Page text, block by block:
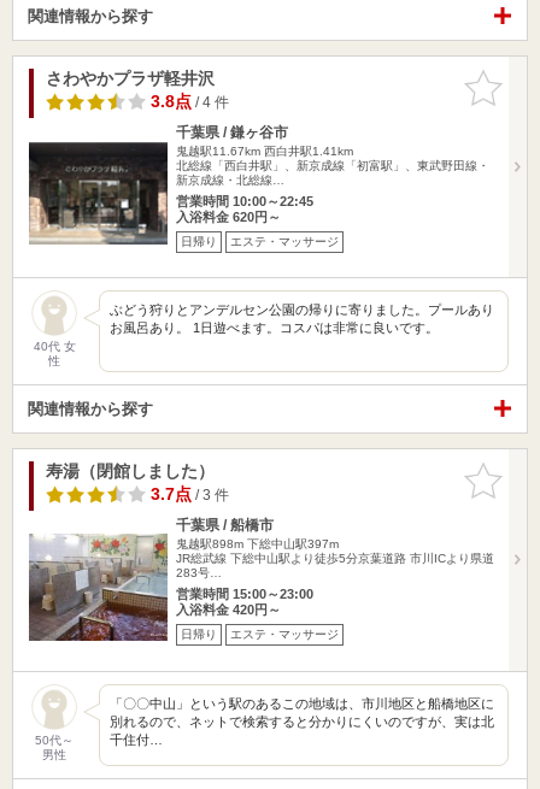
関連情報から探す
お気に入
りに追加
さわやかプラザ軽井沢
3.8点/ 4 件
千葉県 / 鎌ヶ谷市
鬼越駅11.67km 西白井駅1.41km
北総線「西白井駅」、新京成線「初富駅」、東武野田線・
新京成線・北総線…
営業時間 10:00～22:45
入浴料金 620円～
日帰り エステ・マッサージ
40代 女
性
ぶどう狩りとアンデルセン公園の帰りに寄りました。プールあり
お風呂あり。 1日遊べます。コスパは非常に良いです。
関連情報から探す
お気に入
りに追加
寿湯（閉館しました）
3.7点/ 3 件
千葉県 / 船橋市
鬼越駅898m 下総中山駅397m
JR総武線 下総中山駅より徒歩5分京葉道路 市川ICより県道
283号…
営業時間 15:00～23:00
入浴料金 420円～
日帰り エステ・マッサージ
50代～
男性
「〇〇中山」という駅のあるこの地域は、市川地区と船橋地区に
別れるので、ネットで検索すると分かりにくいのですが、実は北
千住付…